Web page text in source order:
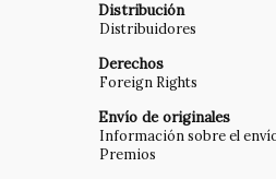
Distribución
Distribuidores
Derechos
Foreign Rights
Envío de originales
Información sobre el
Premios